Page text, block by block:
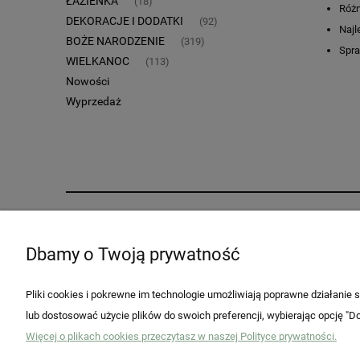
DEKORACJE I DODATKI (92)
BOŻE NARODZENIE (319)
WIELKANOC (113)
Nowości
Wyprzedaż
Regulaminy
Zwroty i reklamacje Ustawienia konta
Przechowalnia
Dokonaj zwrotu
Dbamy o Twoją prywatność
Pliki cookies i pokrewne im technologie umożliwiają poprawne
lub dostosować użycie plików do swoich preferencji, wybierając opcję
Więcej o plikach cookies przeczytasz w naszej Polityce prywatności.